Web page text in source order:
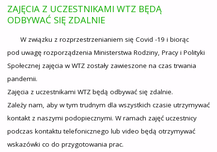
ZAJĘCIA Z UCZESTNIKAMI WTZ BĘDĄ
ODBYWAĆ SIĘ ZDALNIE
W związku z rozprzestrzenianiem się Covid -19 i biorąc
pod uwagę rozporządzenia Ministerstwa Rodziny, Pracy i Polityki
Społecznej zajęcia w WTZ zostały zawieszone na czas trwania
pandemii.
Zajęcia z uczestnikami WTZ będą odbywać się zdalnie.
Zależy nam, aby w tym trudnym dla wszystkich czasie utrzymywać
kontakt z naszymi podopiecznymi. W ramach zajęć uczestnicy
podczas kontaktu telefonicznego lub video będą otrzymywać
wskazówki co do przygotowania prac.